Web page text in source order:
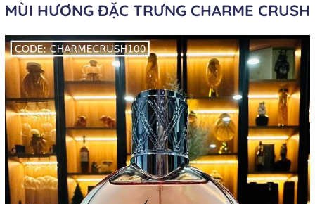
MÙI HƯƠNG ĐẶC TRƯNG CHARME CRUSH